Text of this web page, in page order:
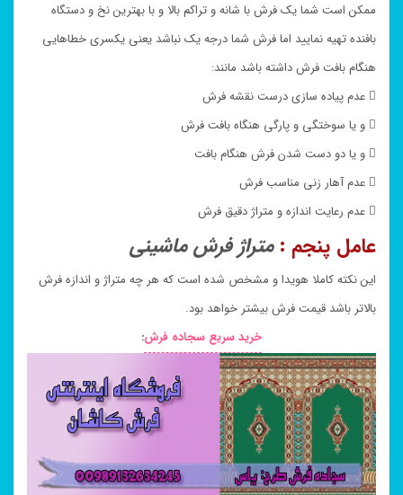
ممکن است شما یک فرش با شانه و تراکم بالا و با بهترین نخ و دستگاه
بافنده تهیه نمایید اما فرش شما درجه یک نباشد یعنی یکسری خطاهایی
هنگام بافت فرش داشته باشد مانند:
 عدم پیاده سازی درست نقشه فرش
 و یا سوختگی و پارگی هنگاه بافت فرش
 و یا دو دست شدن فرش هنگام بافت
 عدم آهار زنی مناسب فرش
 عدم رعایت اندازه و متراژ دقیق فرش
عامل پنجم : متراژ فرش ماشینی
این نکته کاملا هویدا و مشخص شده است که هر چه متراژ و اندازه فرش
بالاتر باشد قیمت فرش بیشتر خواهد بود.
خرید سریع سجاده فرش: